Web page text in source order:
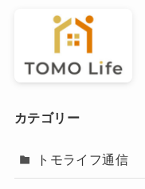
カテゴリー
トモライフ通信